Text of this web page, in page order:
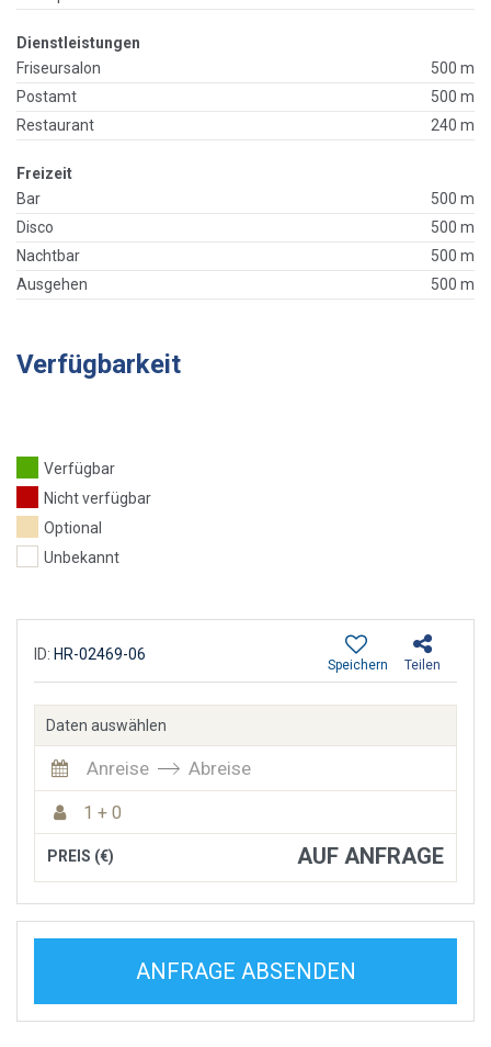
Dienstleistungen
Friseursalon
500 m
Postamt
500 m
Restaurant
240 m
Freizeit
Bar
500 m
Disco
500 m
Nachtbar
500 m
Ausgehen
500 m
Verfügbarkeit
Verfügbar
Nicht verfügbar
Optional
Unbekannt
ID: HR-02469-06
Teilen
Speichern
Daten auswählen
Anreise Abreise
1 + 0
PREIS (€) AUF ANFRAGE
ANFRAGE ABSENDEN